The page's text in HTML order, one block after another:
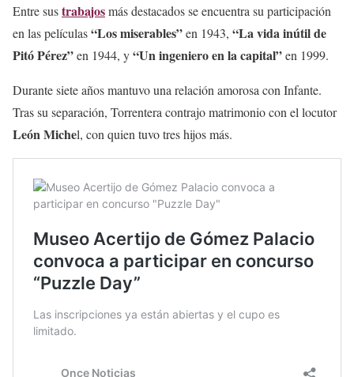
Entre sustrabajosmás destacados se encuentra su participación
en las películas“Los miserables”en 1943, “La vida inútil de
Pitó Pérez”en 1944, y“Un ingeniero en la capital”en 1999.
Durante siete años mantuvo una relación amorosa con Infante.
Tras su separación, Torrentera contrajo matrimonio con el locutor
León Michel, con quien tuvo tres hijos más.